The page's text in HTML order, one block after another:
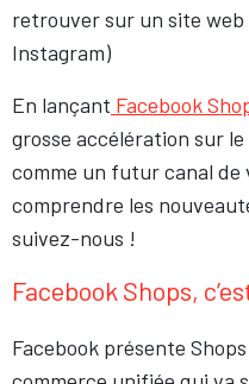
retrouver sur un site
Instagram)
En lançant Facebook
grosse accélération sur
comme un futur canal
comprendre les
suivez-nous !
Facebook Shops,
Facebook présente